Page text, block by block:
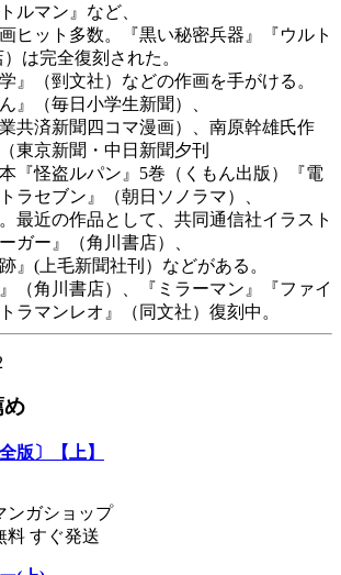
ルマン』など、
ヒット多数。『黒い秘密兵器』『ウルト
は完全復刻された。
』（剄文社）などの作画を手がける。
』（毎日小学生新聞）、
共済新聞四コマ漫画）、南原幹雄氏作
東京新聞・中日新聞夕刊
『怪盗ルパン』5巻（くもん出版）『電
ラセブン』（朝日ソノラマ）、
最近の作品として、共同通信社イラスト
ガー』（角川書店）、
』(上毛新聞社刊）などがある。
（角川書店）、『ミラーマン』『ファイ
ラマンレオ』（同文社）復刻中。
め
版〕【上】
ンガショップ
料 すぐ発送